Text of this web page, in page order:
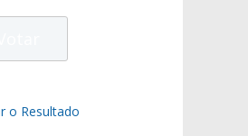
o Resultado